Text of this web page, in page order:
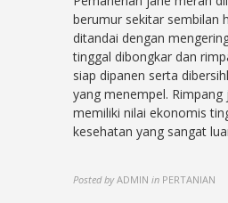
berumur sekitar sembilan
ditandai dengan
tinggal dibongkar dan
siap dipanen serta
yang menempel.
memiliki nilai ekonomis
kesehatan yang sangat
Posted by ADMIN in PERTANIAN